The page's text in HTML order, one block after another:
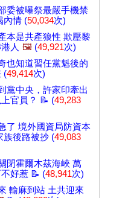
委被曝祭最嚴手機禁
內情 (50,034次)
本是共產狼性 欺壓黎
人 🖼️ (49,921次)
也知道習任黨魁後的
(49,414次)
黨中央，許家印牽出
官員？ 📝 (49,283
了 境外國資局防資本
族後路被抄 (49,083
閉霍爾木茲海峽 萬
好惹 📝 (48,941次)
輸麻到站 土共迎來